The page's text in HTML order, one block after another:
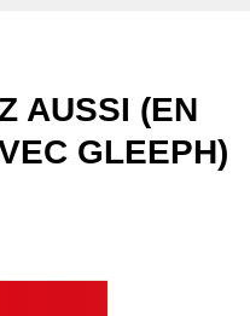
AUSSI (EN
GLEEPH)